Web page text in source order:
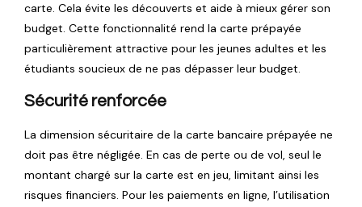
carte. Cela évite les découverts et aide à mieux gérer son
budget. Cette fonctionnalité rend la carte prépayée
particulièrement attractive pour les jeunes adultes et les
étudiants soucieux de ne pas dépasser leur budget.
Sécurité renforcée
La dimension sécuritaire de la carte bancaire prépayée ne
doit pas être négligée. En cas de perte ou de vol, seul le
montant chargé sur la carte est en jeu, limitant ainsi les
risques financiers. Pour les paiements en ligne, l’utilisation